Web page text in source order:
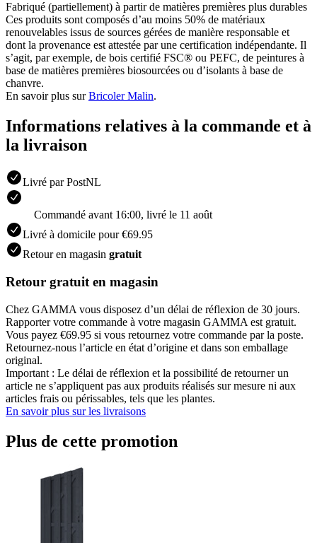
Fabriqué (partiellement) à partir de matières premières plus durables
Ces produits sont composés d’au moins 50% de matériaux
renouvelables issus de sources gérées de manière responsable et
dont la provenance est attestée par une certification indépendante. Il
s’agit, par exemple, de bois certifié FSC® ou PEFC, de peintures à
base de matières premières biosourcées ou d’isolants à base de
chanvre.
En savoir plus surBricoler Malin.
Informations relatives à la commande et à
la livraison
Livré par PostNL
Commandé avant 16:00, livré le 11 août
Livré à domicile pour €69.95
Retour en magasin gratuit
Retour gratuit en magasin
Chez GAMMA vous disposez d’un délai de réflexion de 30 jours.
Rapporter votre commande à votre magasin GAMMA est gratuit.
Vous payez €69.95 si vous retournez votre commande par la poste.
Retournez-nous l’article en état d’origine et dans son emballage
original.
Important : Le délai de réflexion et la possibilité de retourner un
article ne s’appliquent pas aux produits réalisés sur mesure ni aux
articles frais ou périssables, tels que les plantes.
En savoir plus sur les livraisons
Plus de cette promotion